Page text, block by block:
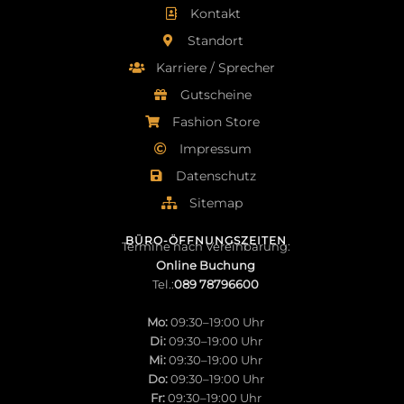
BÜRO-ÖFFNUNGSZEITEN
Termine nach Vereinbarung:
Online Buchung
Tel.:089 78796600
Mo:09:30–19:00 Uhr
Di:09:30–19:00 Uhr
Mi:09:30–19:00 Uhr
Do:09:30–19:00 Uhr
Fr:09:30–19:00 Uhr
Kontakt
Standort
Karriere / Sprecher
Gutscheine
Fashion Store
Impressum
Datenschutz
Sitemap